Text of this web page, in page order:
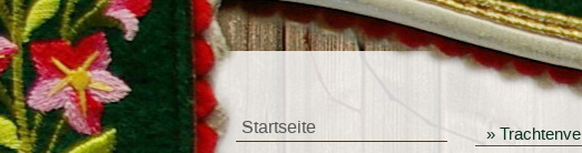
Startseite
»